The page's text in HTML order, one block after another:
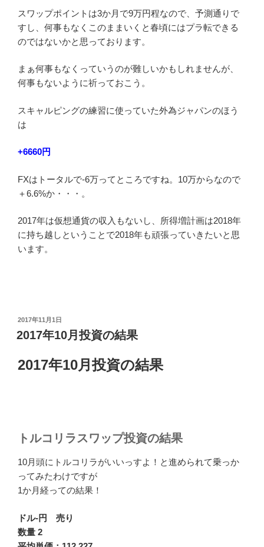
スワップポイントは3か月で9万円程なので、予測通りで
すし、何事もなくこのままいくと春頃にはプラ転できる
のではないかと思っております。
まぁ何事もなくっていうのが難しいかもしれませんが、
何事もないように祈っておこう。
スキャルピングの練習に使っていた外為ジャパンのほう
は
+6660円
FXはトータルで-6万ってところですね。10万からなので
＋6.6%か・・・。
2017年は仮想通貨の収入もないし、所得増計画は2018年
に持ち越しということで2018年も頑張っていきたいと思
います。
投
稿
日:
2017年11月1日
2017年10月投資の結果
2017年10月投資の結果
トルコリラスワップ投資の結果
10月頭にトルコリラがいいっすよ！と進められて乗っか
ってみたわけですが
1か月経っての結果！
ドル-円 売り
数量 2